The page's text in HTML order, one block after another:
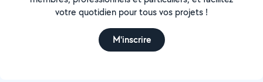
votre quotidien pour tous vos projets !
M'inscrire